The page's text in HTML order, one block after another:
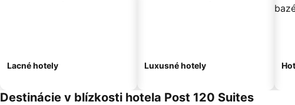
Lacné hotely Luxusné hotely
Destinácie v blízkosti hotela Post 120 Suites